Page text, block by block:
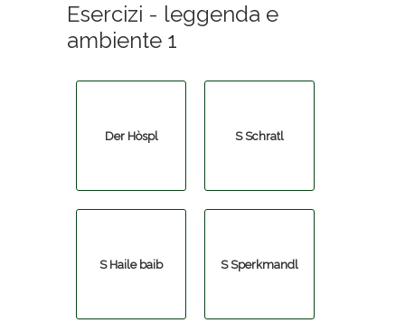
Esercizi - leggenda e
ambiente 1
Der Hòspl S Schratl
S Haile baib S Sperkmandl